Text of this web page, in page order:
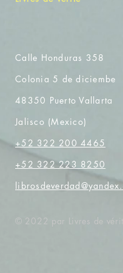
Calle Honduras 358
Colonia 5 de diciembe
48350 Puerto Vallarta
Jalisco (Mexico)
+52 322 200 4465
+52 322 223 8250
© 2022 par Livres de